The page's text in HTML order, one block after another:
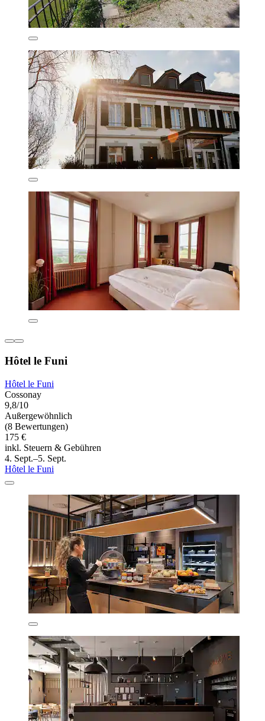
Hôtel le Funi
Hôtel le Funi
Cossonay
9,8/10
Außergewöhnlich
(8 Bewertungen)
175 €
inkl. Steuern & Gebühren
4. Sept.–5. Sept.
Hôtel le Funi